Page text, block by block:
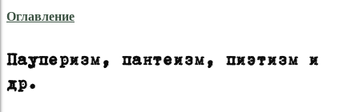
Оглавление
Пауперизм, пантеизм, пиэтизм и
др.